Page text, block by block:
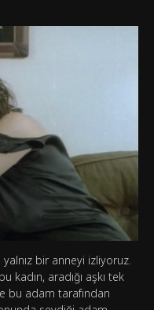
bir anneyi izliyoruz.
kadın, aradığı aşkı tek
bu adam tarafından